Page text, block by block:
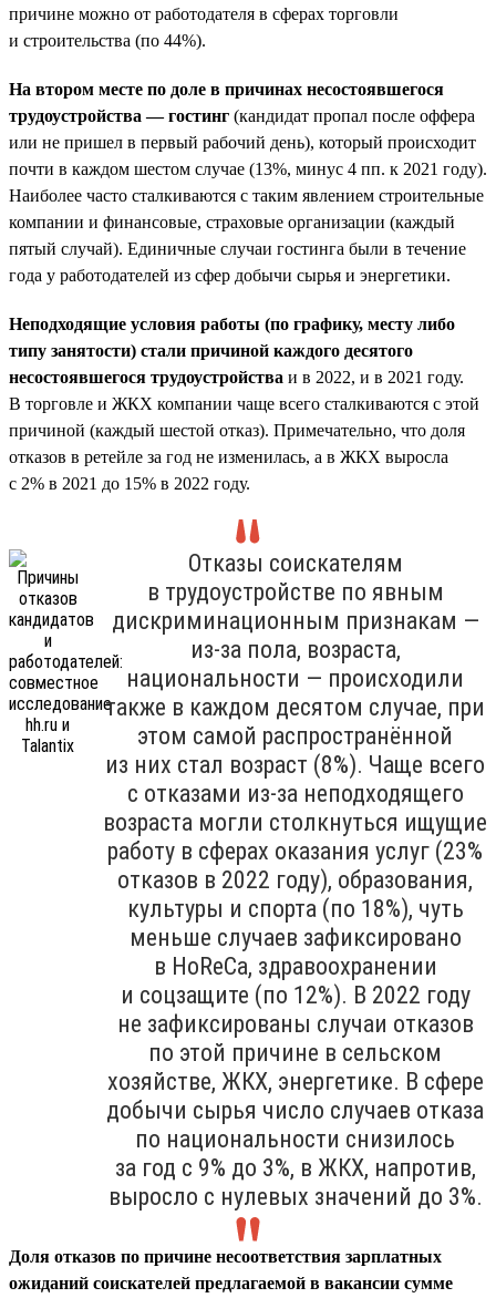
причине можно от работодателя в сферах торговли
и строительства (по 44%).
На втором месте по доле в причинах несостоявшегося
трудоустройства — гостинг (кандидат пропал после оффера
или не пришел в первый рабочий день), который происходит
почти в каждом шестом случае (13%, минус 4 пп. к 2021 году).
Наиболее часто сталкиваются с таким явлением строительные
компании и финансовые, страховые организации (каждый
пятый случай). Единичные случаи гостинга были в течение
года у работодателей из сфер добычи сырья и энергетики.
Неподходящие условия работы (по графику, месту либо
типу занятости) стали причиной каждого десятого
несостоявшегося трудоустройства и в 2022, и в 2021 году.
В торговле и ЖКХ компании чаще всего сталкиваются с этой
причиной (каждый шестой отказ). Примечательно, что доля
отказов в ретейле за год не изменилась, а в ЖКХ выросла
с 2% в 2021 до 15% в 2022 году.
Отказы соискателям
в трудоустройстве по явным
дискриминационным признакам —
из-за пола, возраста,
национальности — происходили
также в каждом десятом случае, при
этом самой распространённой
из них стал возраст (8%). Чаще всего
с отказами из-за неподходящего
возраста могли столкнуться ищущие
работу в сферах оказания услуг (23%
отказов в 2022 году), образования,
культуры и спорта (по 18%), чуть
меньше случаев зафиксировано
в HoReCa, здравоохранении
и соцзащите (по 12%). В 2022 году
не зафиксированы случаи отказов
по этой причине в сельском
хозяйстве, ЖКХ, энергетике. В сфере
добычи сырья число случаев отказа
по национальности снизилось
за год с 9% до 3%, в ЖКХ, напротив,
выросло с нулевых значений до 3%.
Доля отказов по причине несоответствия зарплатных
ожиданий соискателей предлагаемой в вакансии сумме